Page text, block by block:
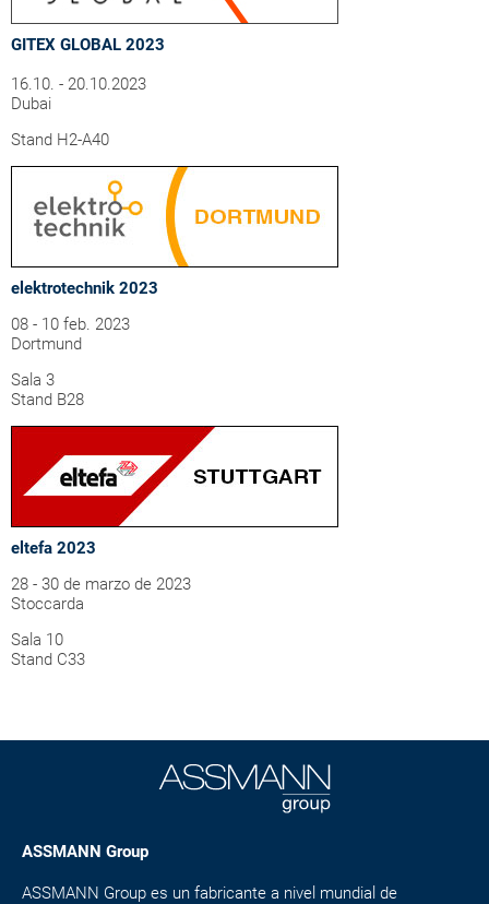
GITEX GLOBAL 2023
16.10. - 20.10.2023
Dubai
Stand H2-A40
elektrotechnik 2023
08 - 10 feb. 2023
Dortmund
Sala 3
Stand B28
eltefa 2023
28 - 30 de marzo de 2023
Stoccarda
Sala 10
Stand C33
ASSMANN Group
ASSMANN Group es un fabricante a nivel mundial de